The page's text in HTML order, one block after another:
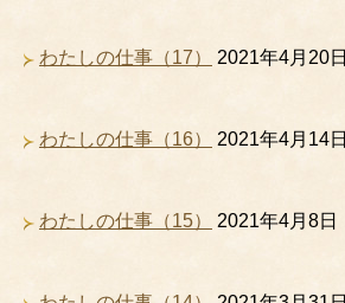
わたしの仕事（17） 2021年4月20日
わたしの仕事（16） 2021年4月14日
わたしの仕事（15） 2021年4月8日